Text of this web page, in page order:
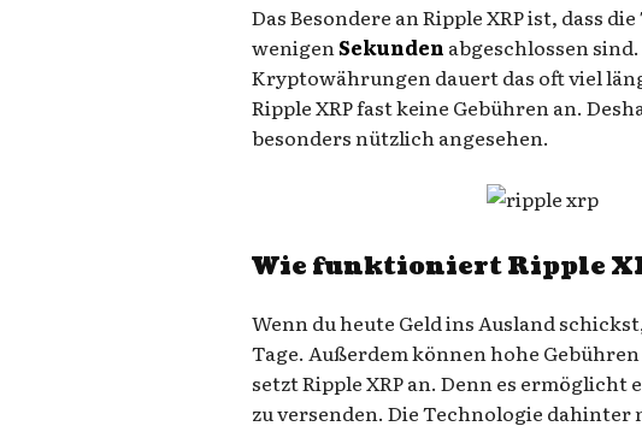
Das Besondere an Ripple XRP ist, dass
wenigenSekunden abgeschlossen
Kryptowährungen dauert das oft viel
Ripple XRP fast keine Gebühren an.
besonders nützlich angesehen.
Wie funktioniert Ripple
Wenn du heute Geld ins Ausland
Tage. Außerdem können hohe
setzt Ripple XRP an. Denn es ermöglicht
zu versenden. Die Technologie dahinter